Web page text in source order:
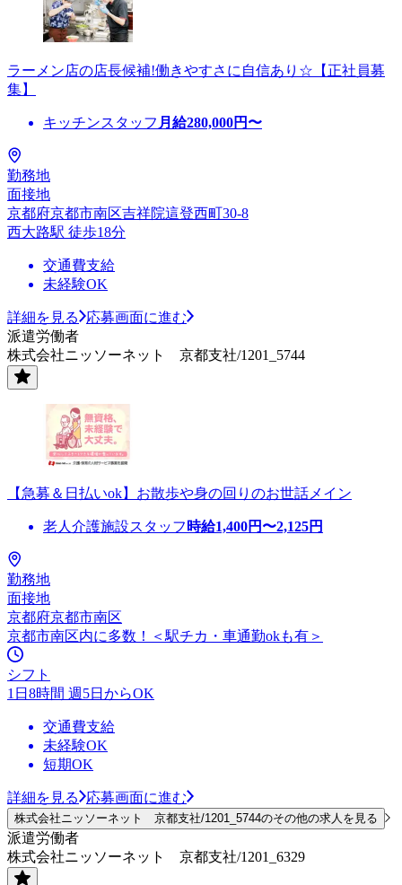
ラーメン店の店長候補!働きやすさに自信あり☆【正社員募
集】
キッチンスタッフ 月給280,000円〜
勤務地
面接地
京都府京都市南区吉祥院這登西町30-8
西大路駅 徒歩18分
交通費支給
未経験OK
詳細を見る
応募画面に進む
派遣労働者
株式会社ニッソーネット 京都支社/1201_5744
【急募＆日払いok】お散歩や身の回りのお世話メイン
老人介護施設スタッフ 時給1,400円〜2,125円
勤務地
面接地
京都府京都市南区
京都市南区内に多数！＜駅チカ・車通勤okも有＞
シフト
1日8時間 週5日からOK
交通費支給
未経験OK
短期OK
詳細を見る 応募画面に進む
株式会社ニッソーネット 京都支社/1201_5744のその他の求人を見る
派遣労働者
株式会社ニッソーネット 京都支社/1201_6329